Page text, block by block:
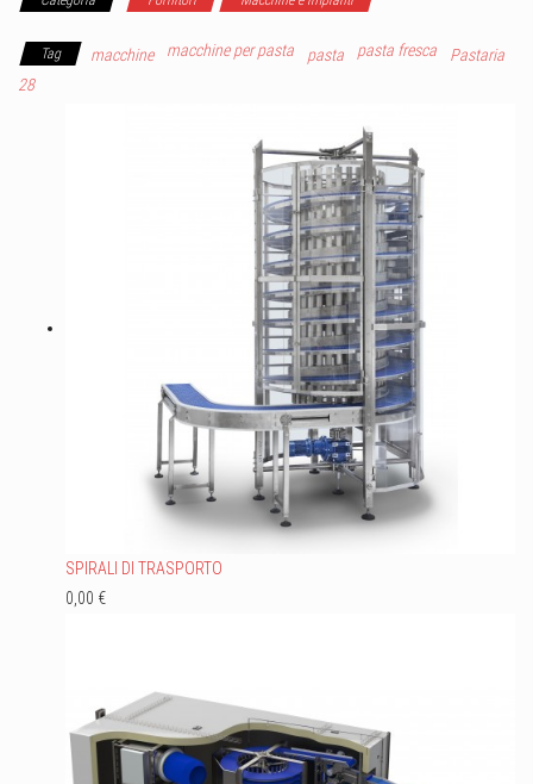
Tag macchine macchine per pasta pasta pasta fresca
Pastaria
28
SPIRALI DI TRASPORTO
0,00 €